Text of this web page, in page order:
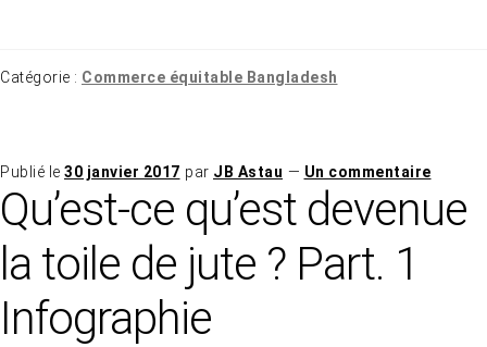
Catégorie : Commerce équitable Bangladesh
Publié le 30 janvier 2017 par JB Astau — Un commentaire
Qu’est-ce qu’est devenue
la toile de jute ? Part. 1
Infographie